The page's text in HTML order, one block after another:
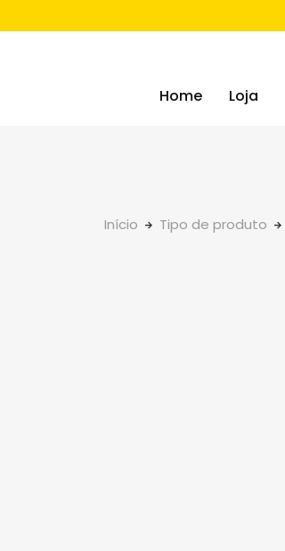
Home Loja
Início Tipo de produto